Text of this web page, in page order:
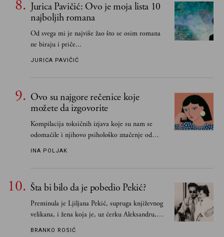
Jurica Pavičić: Ovo je moja lista 10
najboljih romana
Od svega mi je najviše žao što se osim romana
ne biraju i priče...
JURICA PAVIČIĆ
Ovo su najgore rečenice koje
možete da izgovorite
Kompilacija toksičnih izjava koje su nam se
odomaćile i njihovo psihološko značenje od
INA POLJAK
Šta bi bilo da je pobedio Pekić?
Preminula je Ljiljana Pekić, supruga književnog
velikana, i žena koja je, uz ćerku Aleksandru,
vodila računa o zaostavštini pisca. Ovu priču o
BRANKO ROSIĆ